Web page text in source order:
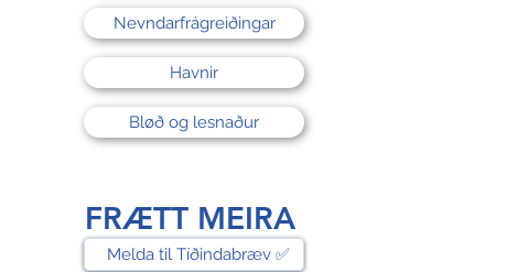
Nevndarfrágreiðingar
Havnir
Bløð og lesnaður
FRÆTT MEIRA
Melda til Tíðindabræv ✅